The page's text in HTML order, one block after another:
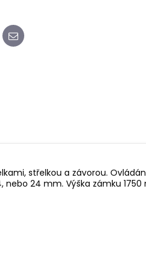
E-
mail
střelkou a závorou.
nebo 24 mm. Výška zámku 1750